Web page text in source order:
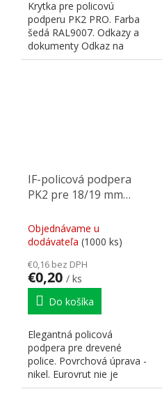
Krytka pre policovú
podperu PK2 PRO. Farba
šedá RAL9007. Odkazy a
dokumenty Odkaz na
stránky dodávateľa
IF-policová podpera
PK2 pre 18/19 mm
Objednávame u
dodávateľa (1000 ks)
€0,16 bez DPH
€0,20 / ks
Do košíka
Elegantná policová
podpera pre drevené
police. Povrchová úprava -
nikel. Eurovrut nie je
súčasťou. Odkazy a